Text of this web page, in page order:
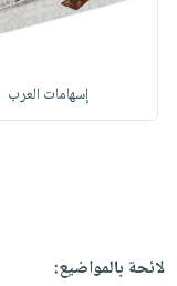
إسهامات‭ ‬العرب‭ ‬
لائحة بالمواضيع: